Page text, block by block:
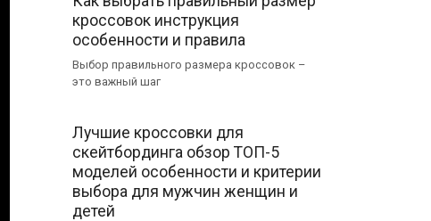
кроссовок инструкция
особенности и правила
Выбор правильного размера кроссовок –
это важный шаг
Лучшие кроссовки для
скейтбординга обзор ТОП-5
моделей особенности и критерии
выбора для мужчин женщин и
детей